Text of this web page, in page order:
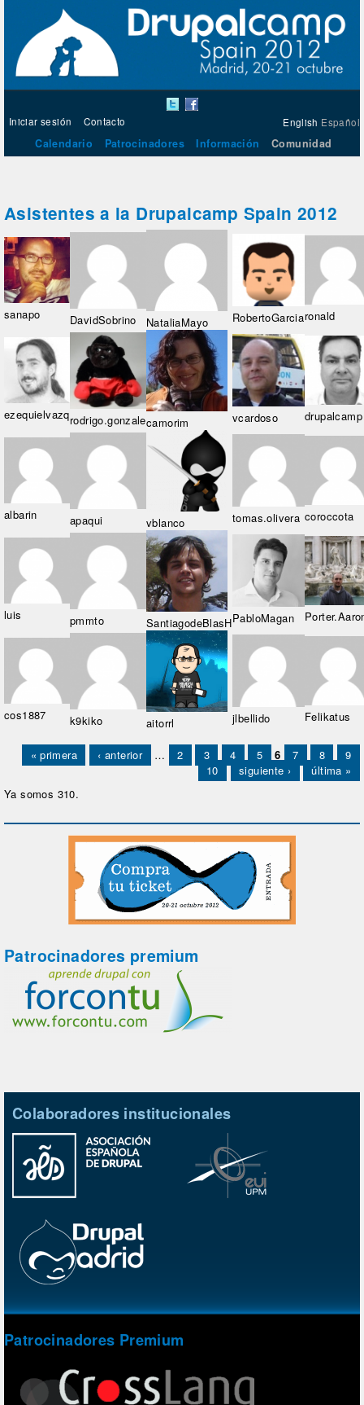
English Español
Iniciar sesión Contacto
Calendario Patrocinadores Información Comunidad
Asistentes a la Drupalcamp Spain 2012
sanapo DavidSobrino NataliaMayo RobertoGarciaronald
ezequielvazqrodrigo.gonzalecamorim vcardoso drupalcamp
albarin apaqui vblanco tomas.olivera coroccota
luis pmmto SantiagodeBlasHPabloMagan
cos1887 k9kiko aitorrl jlbellido Felikatus
Páginas
« primera ‹ anterior … 2 3 4 5 6 7 8
9
10
siguiente ›
última »
Ya somos 310.
Patrocinadores premium
Colaboradores institucionales
Patrocinadores Premium